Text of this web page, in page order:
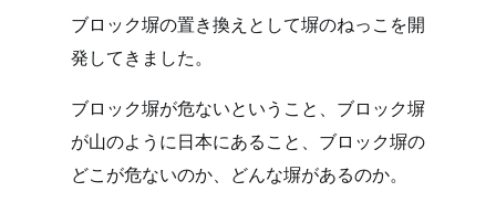
ブロック塀の置き換えとして塀のねっこを開
発してきました。
ブロック塀が危ないということ、ブロック塀
が山のように日本にあること、ブロック塀の
どこが危ないのか、どんな塀があるのか。